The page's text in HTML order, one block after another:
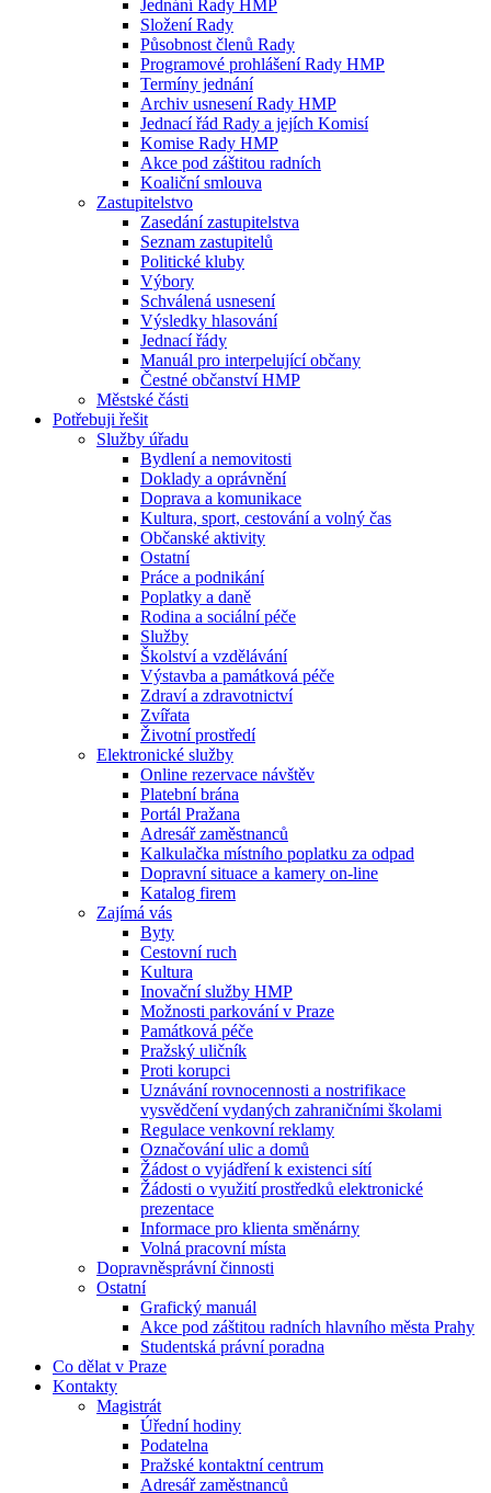
Jednání Rady HMP
Složení Rady
Působnost členů Rady
Programové prohlášení Rady HMP
Termíny jednání
Archiv usnesení Rady HMP
Jednací řád Rady a jejích Komisí
Komise Rady HMP
Akce pod záštitou radních
Koaliční smlouva
Zastupitelstvo
Zasedání zastupitelstva
Seznam zastupitelů
Politické kluby
Výbory
Schválená usnesení
Výsledky hlasování
Jednací řády
Manuál pro interpelující občany
Čestné občanství HMP
Městské části
Potřebuji řešit
Služby úřadu
Bydlení a nemovitosti
Doklady a oprávnění
Doprava a komunikace
Kultura, sport, cestování a volný čas
Občanské aktivity
Ostatní
Práce a podnikání
Poplatky a daně
Rodina a sociální péče
Služby
Školství a vzdělávání
Výstavba a památková péče
Zdraví a zdravotnictví
Zvířata
Životní prostředí
Elektronické služby
Online rezervace návštěv
Platební brána
Portál Pražana
Adresář zaměstnanců
Kalkulačka místního poplatku za odpad
Dopravní situace a kamery on-line
Katalog firem
Zajímá vás
Byty
Cestovní ruch
Kultura
Inovační služby HMP
Možnosti parkování v Praze
Památková péče
Pražský uličník
Proti korupci
Uznávání rovnocennosti a nostrifikace
vysvědčení vydaných zahraničními školami
Regulace venkovní reklamy
Označování ulic a domů
Žádost o vyjádření k existenci sítí
Žádosti o využití prostředků elektronické
prezentace
Informace pro klienta směnárny
Volná pracovní místa
Dopravněsprávní činnosti
Ostatní
Grafický manuál
Akce pod záštitou radních hlavního města Prahy
Studentská právní poradna
Co dělat v Praze
Kontakty
Magistrát
Úřední hodiny
Podatelna
Pražské kontaktní centrum
Adresář zaměstnanců